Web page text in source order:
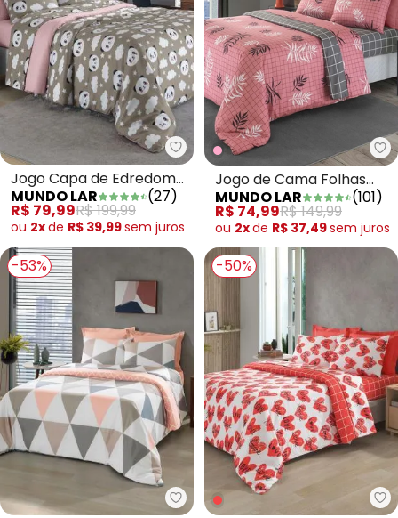
Mundo Lar - Jogo Capa de
Jogo Capa de Edredom
Cinza Solteiro 2 Peças
MUNDO LAR (27)
R$ 79,99R$ 199,99
ou 2xde R$ 39,99sem juros
Jogo de Cama Folhas
Rosa Solteiro 3 Peças
MUNDO LAR (101)
R$ 74,99R$ 149,99
ou 2xde R$ 37,49sem juros
-53%
Mundo Lar - Jogo de Cama
-50%